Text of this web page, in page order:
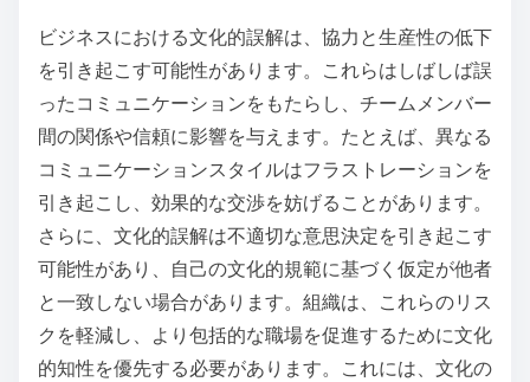
ビジネスにおける文化的誤解は、協力と生産性の低下
を引き起こす可能性があります。これらはしばしば誤
ったコミュニケーションをもたらし、チームメンバー
間の関係や信頼に影響を与えます。たとえば、異なる
コミュニケーションスタイルはフラストレーションを
引き起こし、効果的な交渉を妨げることがあります。
さらに、文化的誤解は不適切な意思決定を引き起こす
可能性があり、自己の文化的規範に基づく仮定が他者
と一致しない場合があります。組織は、これらのリス
クを軽減し、より包括的な職場を促進するために文化
的知性を優先する必要があります。これには、文化の